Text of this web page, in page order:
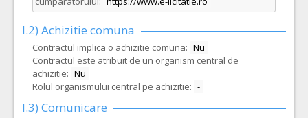
I.2) Achizitie comuna
Contractul implica o achizitie comuna: Nu
Contractul este atribuit de un organism central de
achizitie: Nu
Rolul organismului central pe achizitie: -
I.3) Comunicare